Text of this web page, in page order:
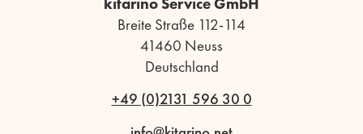
Breite Straße 112-114
41460 Neuss
Deutschland
+49 (0)2131 596 30 0